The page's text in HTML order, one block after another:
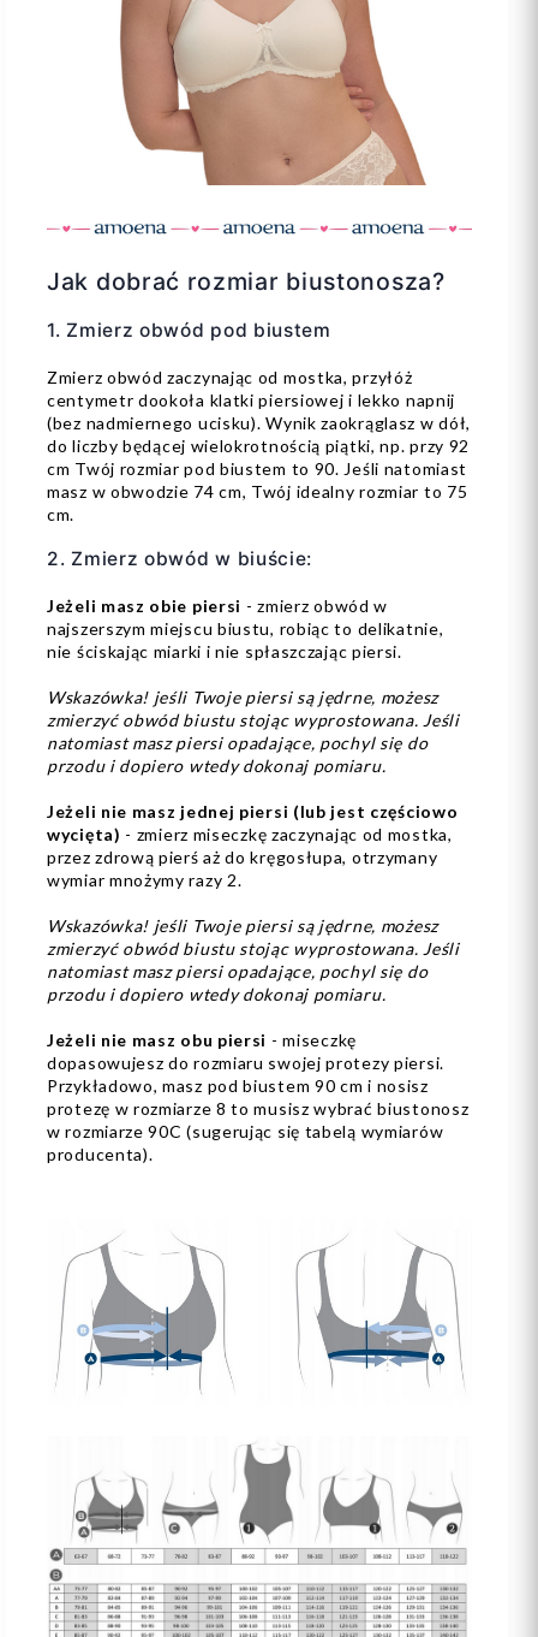
Jak dobrać rozmiar biustonosza?
1. Zmierz obwód pod biustem
Zmierz obwód zaczynając od mostka, przyłóż
centymetr dookoła klatki piersiowej i lekko napnij
(bez nadmiernego ucisku). Wynik zaokrąglasz w dół,
do liczby będącej wielokrotnością piątki, np. przy 92
cm Twój rozmiar pod biustem to 90. Jeśli natomiast
masz w obwodzie 74 cm, Twój idealny rozmiar to 75
cm.
2. Zmierz obwód w biuście:
Jeżeli masz obie piersi - zmierz obwód w
najszerszym miejscu biustu, robiąc to delikatnie,
nie ściskając miarki i nie spłaszczając piersi.
Wskazówka! jeśli Twoje piersi są jędrne, możesz
zmierzyć obwód biustu stojąc wyprostowana. Jeśli
natomiast masz piersi opadające, pochyl się do
przodu i dopiero wtedy dokonaj pomiaru.
Jeżeli nie masz jednej piersi (lub jest częściowo
wycięta) - zmierz miseczkę zaczynając od mostka,
przez zdrową pierś aż do kręgosłupa, otrzymany
wymiar mnożymy razy 2.
Wskazówka! jeśli Twoje piersi są jędrne, możesz
zmierzyć obwód biustu stojąc wyprostowana. Jeśli
natomiast masz piersi opadające, pochyl się do
przodu i dopiero wtedy dokonaj pomiaru.
Jeżeli nie masz obu piersi - miseczkę
dopasowujesz do rozmiaru swojej protezy piersi.
Przykładowo, masz pod biustem 90 cm i nosisz
protezę w rozmiarze 8 to musisz wybrać biustonosz
w rozmiarze 90C (sugerując się tabelą wymiarów
producenta).